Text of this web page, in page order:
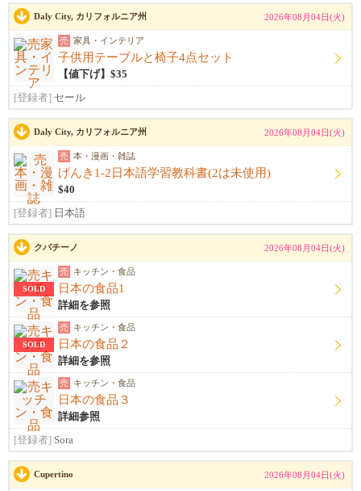
Daly City, カリフォルニア州 2026年08月04日(火)
売 家具・インテリア
子供用テーブルと椅子4点セット
【値下げ】$35
[登録者] セール
Daly City, カリフォルニア州 2026年08月04日(火)
売 本・漫画・雑誌
げんき1-2日本語学習教科書(2は未使用)
$40
[登録者] 日本語
クパチーノ 2026年08月04日(火)
SOLD
売 キッチン・食品
日本の食品1
詳細を参照
SOLD
売 キッチン・食品
日本の食品２
詳細を参照
売 キッチン・食品
日本の食品３
詳細参照
[登録者] Sora
Cupertino 2026年08月04日(火)